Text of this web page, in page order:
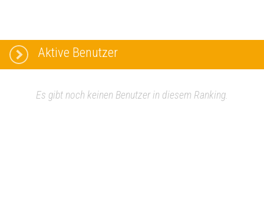
Aktive Benutzer
Es gibt noch keinen Benutzer in diesem Ranking.